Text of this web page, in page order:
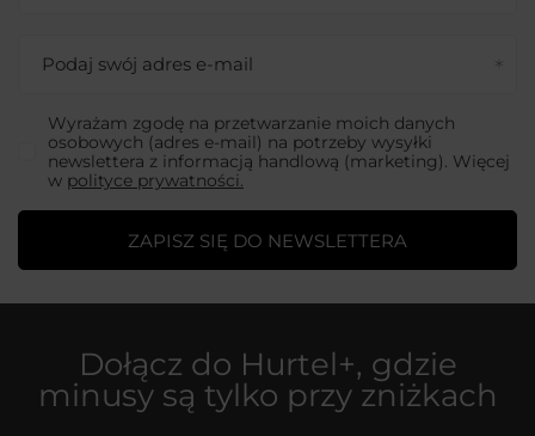
Podaj swój adres e-mail
Wyrażam zgodę na przetwarzanie moich danych
osobowych (adres e-mail) na potrzeby wysyłki
newslettera z informacją handlową (marketing). Więcej
w polityce prywatności.
ZAPISZ SIĘ DO NEWSLETTERA
Dołącz do Hurtel+, gdzie
minusy są tylko przy zniżkach